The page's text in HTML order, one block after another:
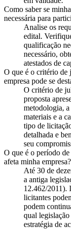
Como saber se
necessária para
Analise os
edital.
qualificação
necessário,
atestados de
O que é o critério de
empresa pode se
O critério de
proposta
metodologia,
materiais e a
tipo de
detalhada e
seu
O que é o período
afeta minha empresa?
Até 30 de
a antiga
12.462/2011).
licitantes
podem
qual legislação
estratégia de